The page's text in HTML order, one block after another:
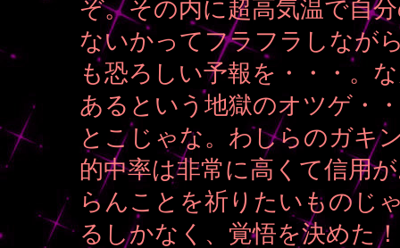
ぞ。その内に超高気温で自
ないかってフラフラしなが
も恐ろしい予報を・・・。
あるという地獄のオツゲ・
とこじゃな。わしらのガキ
的中率は非常に高くて信用
らんことを祈りたいものじ
るしかなく、覚悟を決めた